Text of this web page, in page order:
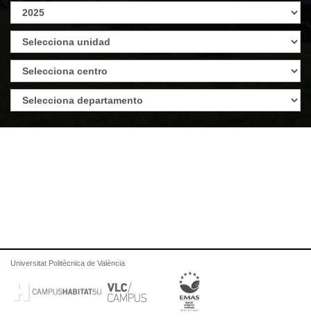
Universitat Politècnica de València